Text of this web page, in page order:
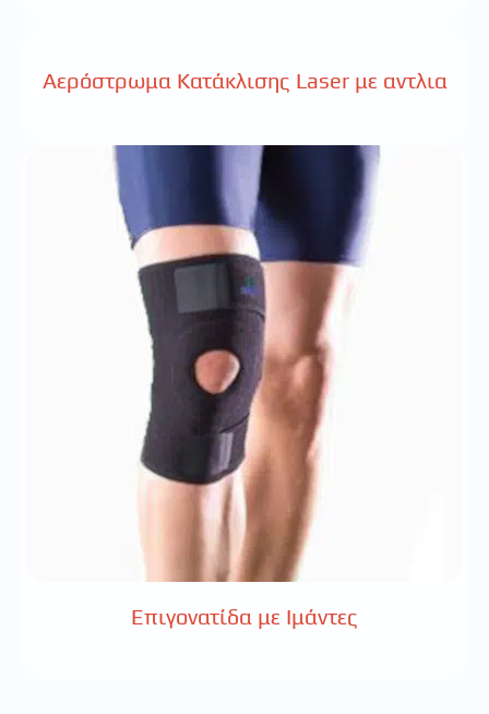
Αερόστρωμα Κατάκλισης Laser με αντλια
Επιγονατίδα με Ιμάντες